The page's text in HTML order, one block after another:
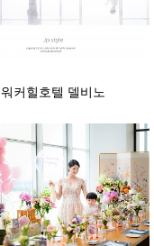
워커힐호텔 델비노